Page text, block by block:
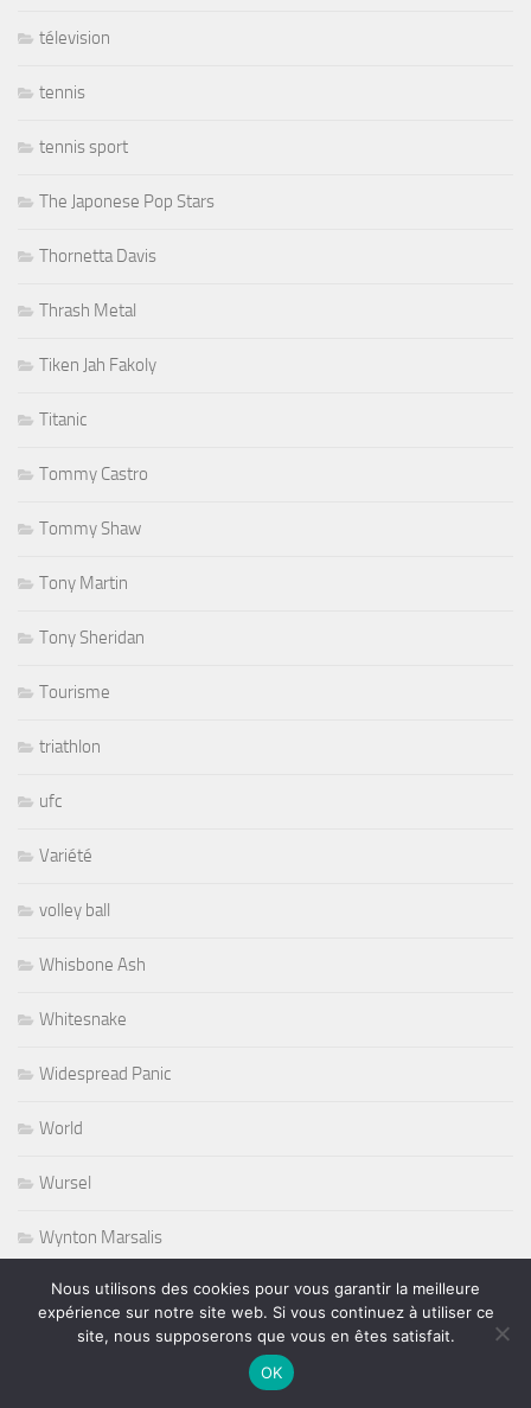
télevision
tennis
tennis sport
The Japonese Pop Stars
Thornetta Davis
Thrash Metal
Tiken Jah Fakoly
Titanic
Tommy Castro
Tommy Shaw
Tony Martin
Tony Sheridan
Tourisme
triathlon
ufc
Variété
volley ball
Whisbone Ash
Whitesnake
Widespread Panic
World
Wursel
Wynton Marsalis
Yesterday and Today
Nous utilisons des cookies pour vous garantir la meilleure
expérience sur notre site web. Si vous continuez à utiliser ce
site, nous supposerons que vous en êtes satisfait.
OK